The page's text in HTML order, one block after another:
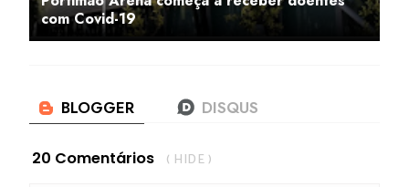
com Covid-19
20 Comentários ( HIDE )